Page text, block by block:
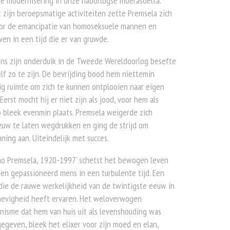
zijn beroepsmatige activiteiten zette Premsela zich
de emancipatie van homoseksuele mannen en
in een tijd die er van gruwde.
zijn onderduik in de Tweede Wereldoorlog besefte
zo te zijn. De bevrijding bood hem niettemin
ruimte om zich te kunnen ontplooien naar eigen
mocht hij er niet zijn als jood, voor hem als
bleek evenmin plaats. Premsela weigerde zich
te laten wegdrukken en ging de strijd om
aan. Uiteindelijk met succes.
Premsela, 1920-1997’ schetst het bewogen leven
gepassioneerd mens in een turbulente tijd. Een
de rauwe werkelijkheid van de twintigste eeuw in
heeft ervaren. Het weloverwogen
dat hem van huis uit als levenshouding was
bleek het elixer voor zijn moed en elan,